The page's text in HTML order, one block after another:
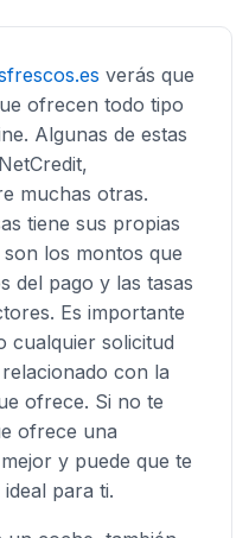
verás que
ofrecen todo tipo
Algunas de estas
muchas otras.
tiene sus propias
los montos que
del pago y las tasas
Es importante
cualquier solicitud
con la
ofrece. Si no te
ofrece una
y puede que te
para ti.